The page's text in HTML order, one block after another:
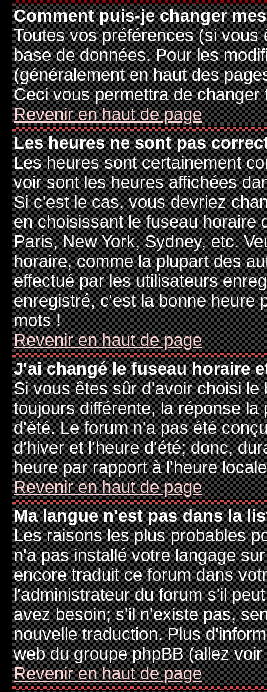
Comment puis-je changer
Toutes vos préférences (si
base de données. Pour les
(généralement en haut des
Ceci vous permettra de
Revenir en haut de page
Les heures ne sont pas
Les heures sont certainement
voir sont les heures affichées
Si c'est le cas, vous devriez
en choisissant le fuseau horaire
Paris, New York, Sydney, etc.
horaire, comme la plupart des
effectué par les utilisateurs
enregistré, c'est la bonne heure
mots !
Revenir en haut de page
J'ai changé le fuseau horaire
Si vous êtes sûr d'avoir choisi
toujours différente, la réponse
d'été. Le forum n'a pas été
d'hiver et l'heure d'été; donc,
heure par rapport à l'heure
Revenir en haut de page
Ma langue n'est pas dans la
Les raisons les plus probables
n'a pas installé votre langage
encore traduit ce forum dans
l'administrateur du forum s'il
avez besoin; s'il n'existe pas,
nouvelle traduction. Plus
web du groupe phpBB (allez
Revenir en haut de page